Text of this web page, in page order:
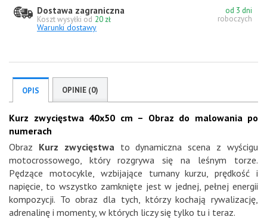
Dostawa zagraniczna
Koszt wysyłki od 20 zł
Warunki dostawy
od 3 dni
roboczych
OPIS OPINIE (0)
Kurz zwycięstwa 40x50 cm – Obraz do malowania po
numerach
Obraz Kurz zwycięstwato dynamiczna scena z wyścigu
motocrossowego, który rozgrywa się na leśnym torze.
Pędzące motocykle, wzbijające tumany kurzu, prędkość i
napięcie, to wszystko zamknięte jest w jednej, pełnej energii
kompozycji. To obraz dla tych, którzy kochają rywalizację,
adrenalinę i momenty, w których liczy się tylko tu i teraz.